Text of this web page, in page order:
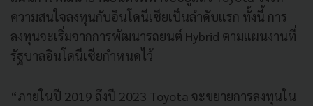
ความสนใจลงทุนกับอินโดนีเซียเป็นลำดับแรก ทั้งนี้ การ
ลงทุนจะเริ่มจากการพัฒนารถยนต์ Hybrid ตามแผนงานที่
รัฐบาลอินโดนีเซียกำหนดไว้
“ภายในปี 2019 ถึงปี 2023 Toyota จะขยายการลงทุนใน